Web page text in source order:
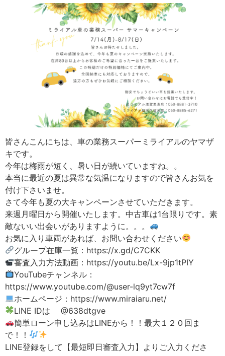
皆さんこんにちは、車の業務スーパーミライアルのヤマザ
キです。
今年は梅雨が短く、暑い日が続いていますね。。
本当に最近の夏は異常な気温になりますので皆さんお気を
付け下さいませ。
さて今年も夏の大キャンペーンさせていただきます。
来週月曜日から開催いたします。中古車は1台限りです。素
敵ないい出会いがありますように。。。
お気に入り車両があれば、お問い合わせください
グループ在庫一覧：https://x.gd/C7CKK
審査入力方法動画：https://youtu.be/Lx-9jp1tPIY
YouTubeチャンネル：
https://www.youtube.com/@user-lq9yt7cw7f
ホームページ：https://www.miraiaru.net/
LINE IDは @638dtgve
簡単ローン申し込みはLINEから！！最大１２０回ま
で！！
LINE登録をして【最短即日審査入力】よりご入力くださ